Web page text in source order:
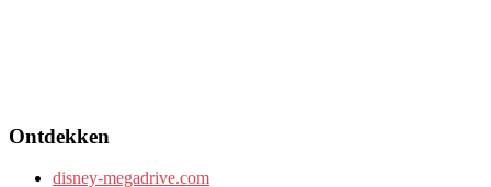
Ontdekken
disney-megadrive.com